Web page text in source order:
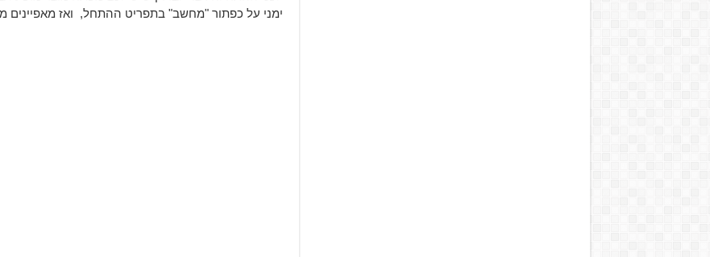
ימני על כפתור "מחשב" בתפריט ההתחל, ואז מאפיינים